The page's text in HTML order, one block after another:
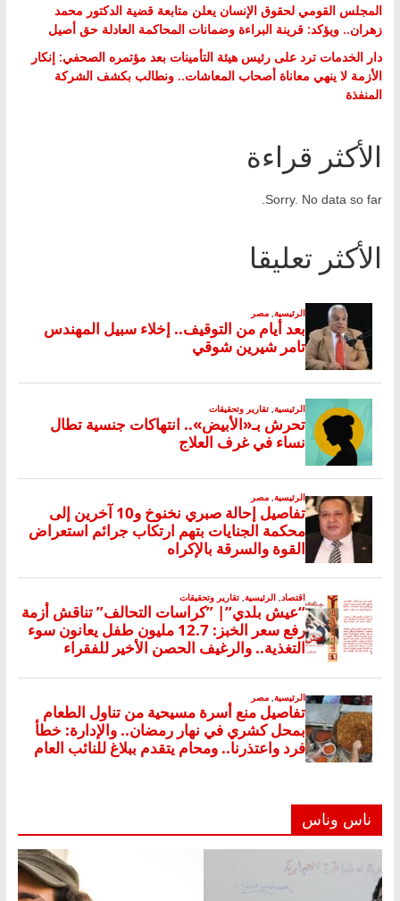
المجلس القومي لحقوق الإنسان يعلن متابعة قضية الدكتور محمد
زهران.. ويؤكد: قرينة البراءة وضمانات المحاكمة العادلة حق أصيل
دار الخدمات ترد على رئيس هيئة التأمينات بعد مؤتمره الصحفي: إنكار
الأزمة لا ينهي معاناة أصحاب المعاشات.. ونطالب بكشف الشركة
المنفذة
الأكثر قراءة
Sorry. No data so far.
الأكثر تعليقا
ناس وناس